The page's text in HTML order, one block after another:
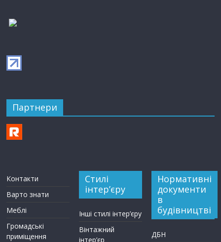
Партнери
Контакти
Варто знати
Меблі
Громадські
приміщення
Стилі
інтер’єру
Інші стилі інтер’єру
Вінтажний
інтер’єр
Нормативні
документи
в
будівництві
ДБН